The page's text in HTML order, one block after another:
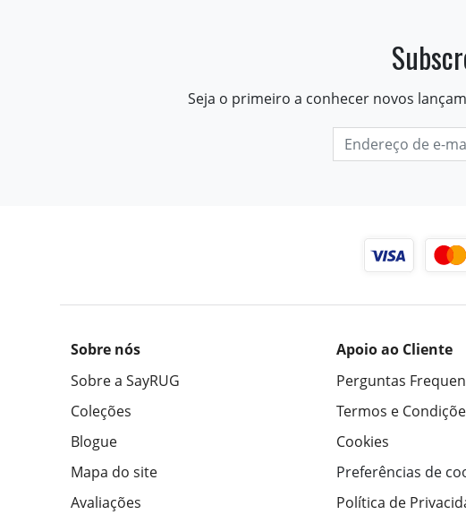
Seja o primeiro a conhecer novos
Sobre nós
Sobre a SayRUG
Coleções
Blogue
Mapa do site
Avaliações
Apoio ao Cliente
Perguntas
Termos e
Cookies
Preferências de
Política de